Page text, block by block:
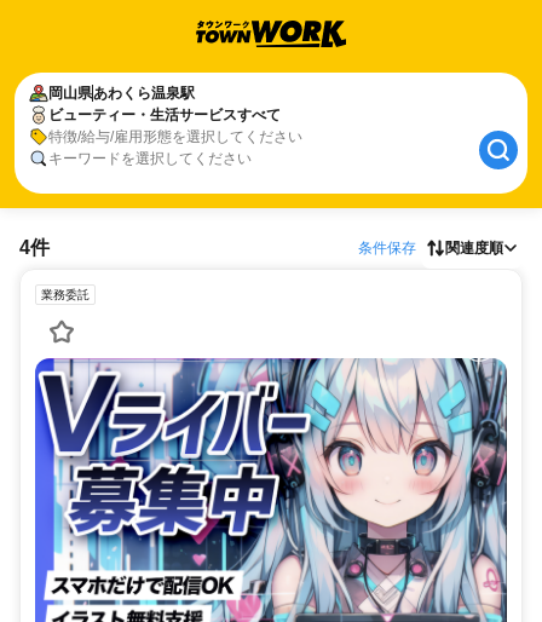
岡山県あわくら温泉駅
ビューティー・生活サービスすべて
特徴/給与/雇用形態を選択してください
キーワードを選択してください
4件 条件保存 関連度順
業務委託